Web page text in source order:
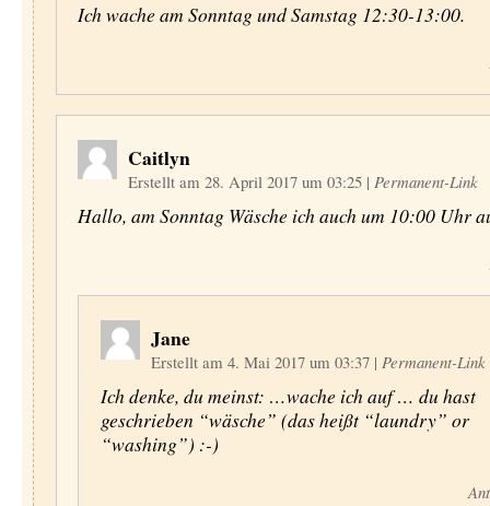
Ich wache am Sonntag und Samstag 12:30-13:00.
Caitlyn
Erstellt am 28. April 2017 um 03:25 | Permanent-Link
Hallo, am Sonntag Wäsche ich auch um 10:00 Uhr
Jane
Erstellt am 4. Mai 2017 um 03:37 | Permanent-Link
Ich denke, du meinst: …wache ich auf … du hast
geschrieben “wäsche” (das heißt “laundry” or
“washing”) :-)